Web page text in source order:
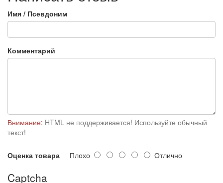
Имя / Псевдоним
Комментарий
Внимание: HTML не поддерживается! Используйте обычный
текст!
Оценка товара Плохо Отлично
Captcha